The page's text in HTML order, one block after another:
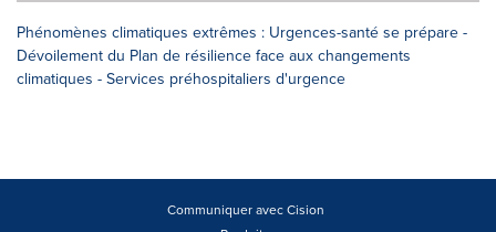
Phénomènes climatiques extrêmes : Urgences-santé se prépare -
Dévoilement du Plan de résilience face aux changements
climatiques - Services préhospitaliers d'urgence
Communiquer avec Cision